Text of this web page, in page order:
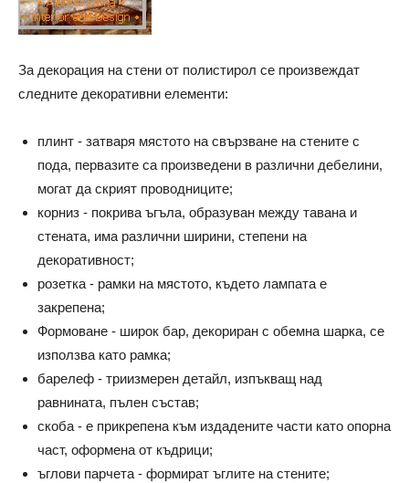
За декорация на стени от полистирол се произвеждат
следните декоративни елементи:
плинт - затваря мястото на свързване на стените с
пода, первазите са произведени в различни дебелини,
могат да скрият проводниците;
корниз - покрива ъгъла, образуван между тавана и
стената, има различни ширини, степени на
декоративност;
розетка - рамки на мястото, където лампата е
закрепена;
Формоване - широк бар, декориран с обемна шарка, се
използва като рамка;
барелеф - триизмерен детайл, изпъкващ над
равнината, пълен състав;
скоба - е прикрепена към издадените части като опорна
част, оформена от къдрици;
ъглови парчета - формират ъглите на стените;